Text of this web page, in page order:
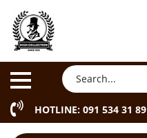
HOTLINE: 091 534 31 89